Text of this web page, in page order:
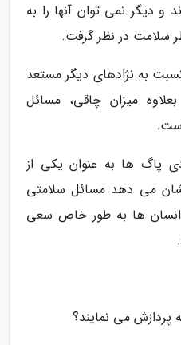
دیگر نمی توان آنها را به
سلامت در نظر گرفت.
به نژادهای دیگر مستعد
میزان چاقی، مسائل
پاگ ها به عنوان یکی از
نشان می دهد مسائل سلامتی
انسان ها به طور خاص سعی
می نمایند؟